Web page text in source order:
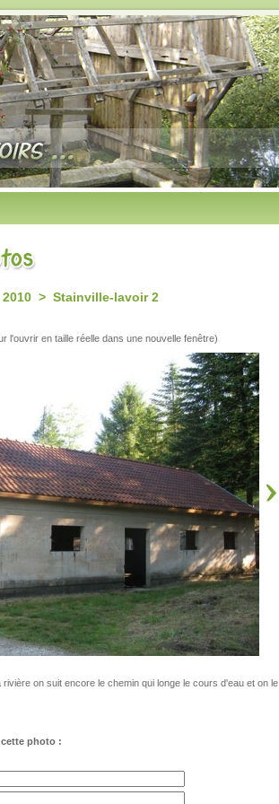
> Stainville-lavoir 2
l'ouvrir en taille réelle dans une nouvelle fenêtre)
on suit encore le chemin qui longe le cours d'eau et on le
photo :